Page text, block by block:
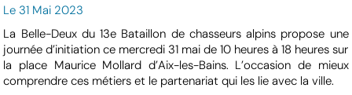
Le 31 Mai 2023
La Belle-Deux du 13e Bataillon de chasseurs alpins propose une
journée d’initiation ce mercredi 31 mai de 10 heures à 18 heures sur
la place Maurice Mollard d’Aix-les-Bains. L’occasion de mieux
comprendre ces métiers et le partenariat qui les lie avec la ville.